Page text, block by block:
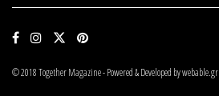
© 2018 Together Magazine - Powered & Developed by webable.gr